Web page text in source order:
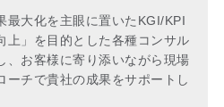
最大化を主眼に置いたKGI/KPI
上」を目的とした各種コンサル
、お客様に寄り添いながら現場
ーチで貴社の成果をサポートし